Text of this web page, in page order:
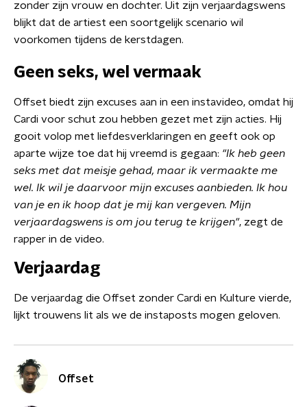
zonder zijn vrouw en dochter. Uit zijn verjaardagswens
blijkt dat de artiest een soortgelijk scenario wil
voorkomen tijdens de kerstdagen.
Geen seks, wel vermaak
Offset biedt zijn excuses aan in een instavideo, omdat hij
Cardi voor schut zou hebben gezet met zijn acties. Hij
gooit volop met liefdesverklaringen en geeft ook op
aparte wijze toe dat hij vreemd is gegaan: "Ik heb geen
seks met dat meisje gehad, maar ik vermaakte me
wel. Ik wil je daarvoor mijn excuses aanbieden. Ik hou
van je en ik hoop dat je mij kan vergeven. Mijn
verjaardagswens is om jou terug te krijgen", zegt de
rapper in de video.
Verjaardag
De verjaardag die Offset zonder Cardi en Kulture vierde,
lijkt trouwens lit als we de instaposts mogen geloven.
Offset